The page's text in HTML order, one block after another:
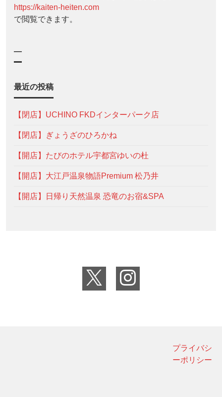
https://kaiten-heiten.com
で閲覧できます。
—
最近の投稿
【閉店】UCHINO FKDインターパーク店
【閉店】ぎょうざのひろかね
【開店】たびのホテル宇都宮ゆいの杜
【開店】大江戸温泉物語Premium 松乃井
【開店】日帰り天然温泉 恐竜のお宿&SPA
プライバシ
ーポリシー